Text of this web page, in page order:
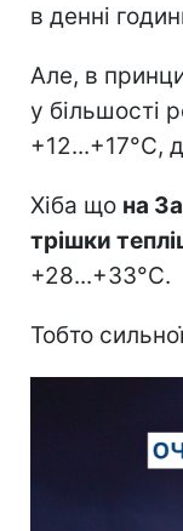
в денні
Але, в
у більшості
+12...+17°C,
Хіба що на
трішки
+28...+33°C.
Тобто